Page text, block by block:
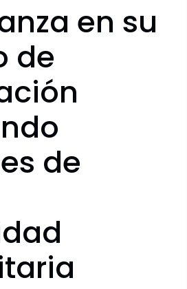
en su
de
de